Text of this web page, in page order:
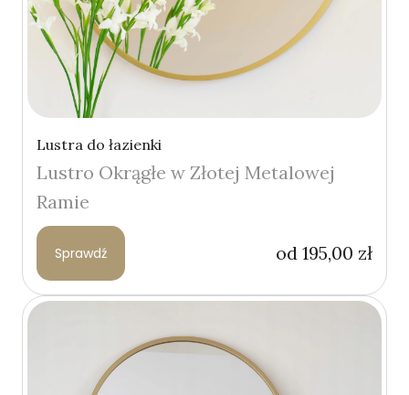
Lustra do łazienki
Lustro Okrągłe w Złotej Metalowej
Ramie
Sprawdź od 195,00 zł